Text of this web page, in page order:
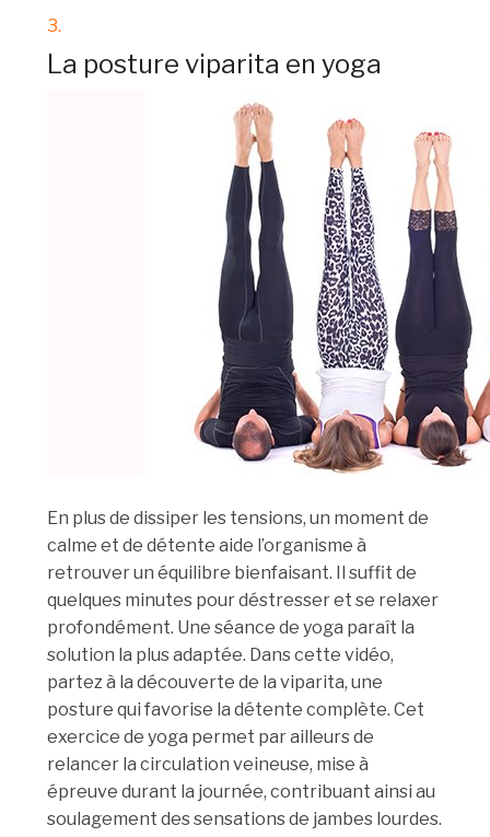
3.
La posture viparita en yoga
En plus de dissiper les tensions, un moment de
calme et de détente aide l’organisme à
retrouver un équilibre bienfaisant. Il suffit de
quelques minutes pour déstresser et se relaxer
profondément. Une séance de yoga paraît la
solution la plus adaptée. Dans cette vidéo,
partez à la découverte de la viparita, une
posture qui favorise la détente complète. Cet
exercice de yoga permet par ailleurs de
relancer la circulation veineuse, mise à
épreuve durant la journée, contribuant ainsi au
soulagement des sensations de jambes lourdes.